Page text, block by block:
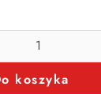
koszyka